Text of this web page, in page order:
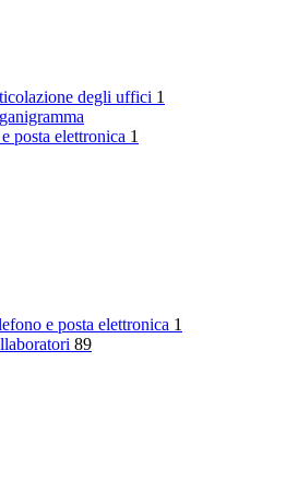
degli uffici 1
posta elettronica 1
e posta elettronica 1
89